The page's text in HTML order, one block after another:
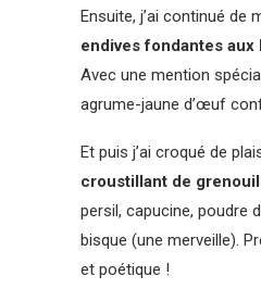
Ensuite, j’ai continué de
endives fondantes
Avec une mention
agrume-jaune d’œuf
Et puis j’ai croqué de
croustillant de
persil, capucine, poudre
bisque (une merveille).
et poétique !